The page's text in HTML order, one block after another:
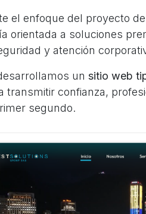
el enfoque del proyecto
orientada a soluciones
y atención
un sitio web
transmitir confianza,
segundo.